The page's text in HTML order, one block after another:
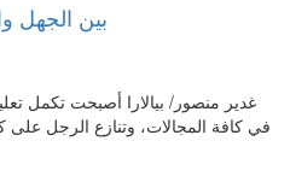
بين الجهل
غدير منصور/ بيالارا أصبحت تكمل
في كافة المجالات، وتنازع الرجل على